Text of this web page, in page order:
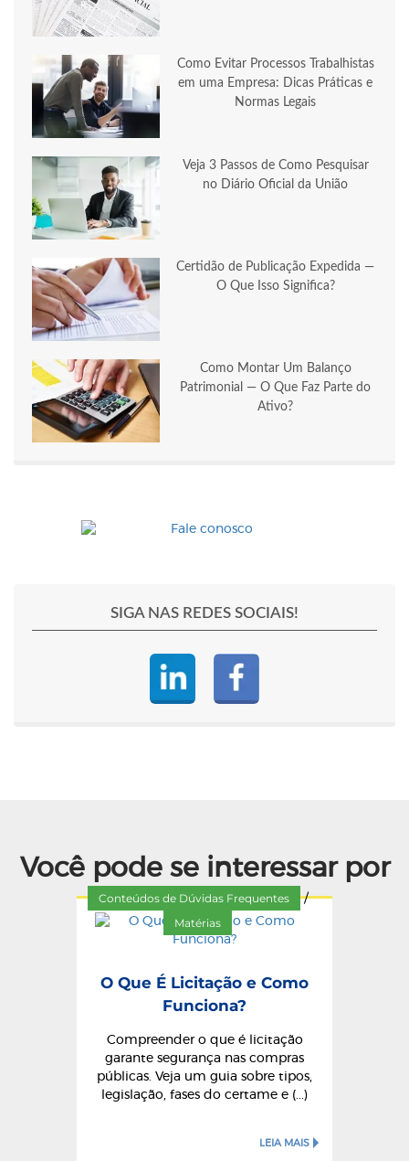
Como Evitar Processos Trabalhistas
em uma Empresa: Dicas Práticas e
Normas Legais
Veja 3 Passos de Como Pesquisar
no Diário Oficial da União
Certidão de Publicação Expedida —
O Que Isso Significa?
Como Montar Um Balanço
Patrimonial — O Que Faz Parte do
Ativo?
SIGA NAS REDES SOCIAIS!
Você pode se interessar por
Conteúdos de Dúvidas Frequentes /
Matérias
O Que É Licitação e Como
Funciona?
Compreender o que é licitação
garante segurança nas compras
públicas. Veja um guia sobre tipos,
legislação, fases do certame e (...)
LEIA MAIS